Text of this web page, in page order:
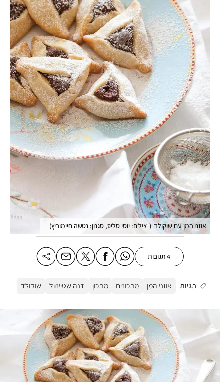
אוזני המן עם שוקולד ( צילום: יוסי סליס, סגנון: נטשה חיימוביץ)
4 תגובות
תגיות אוזני המן מתכונים מתכון דנה שטיינוול שוקולד